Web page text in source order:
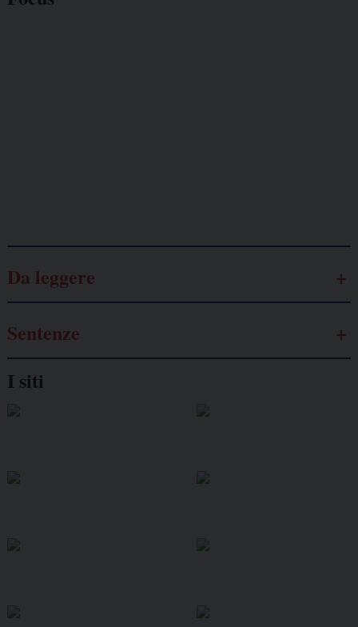
Da leggere
Sentenze
I siti